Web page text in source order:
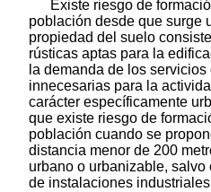
Existe riesgo de
población desde que surge
propiedad del suelo
rústicas aptas para la
la demanda de los
innecesarias para la
carácter específicamente
que existe riesgo de
población cuando se
distancia menor de 200
urbano o urbanizable,
de instalaciones